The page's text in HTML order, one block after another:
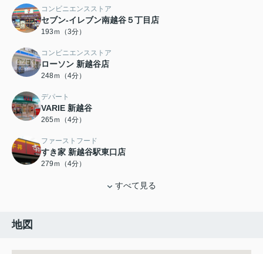
コンビニエンスストア
セブン-イレブン南越谷５丁目店
193ｍ（3分）
コンビニエンスストア
ローソン 新越谷店
248ｍ（4分）
デパート
VARIE 新越谷
265ｍ（4分）
ファーストフード
すき家 新越谷駅東口店
279ｍ（4分）
すべて見る
地図